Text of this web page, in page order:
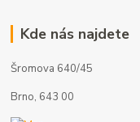
Kde nás najdete
Šromova 640/45
Brno, 643 00